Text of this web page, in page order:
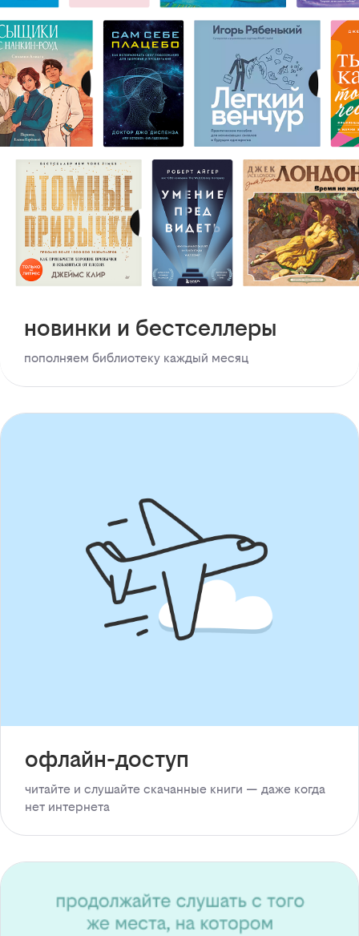
новинки и бестселлеры
пополняем библиотеку каждый месяц
офлайн-доступ
читайте и слушайте скачанные книги — даже когда
нет интернета